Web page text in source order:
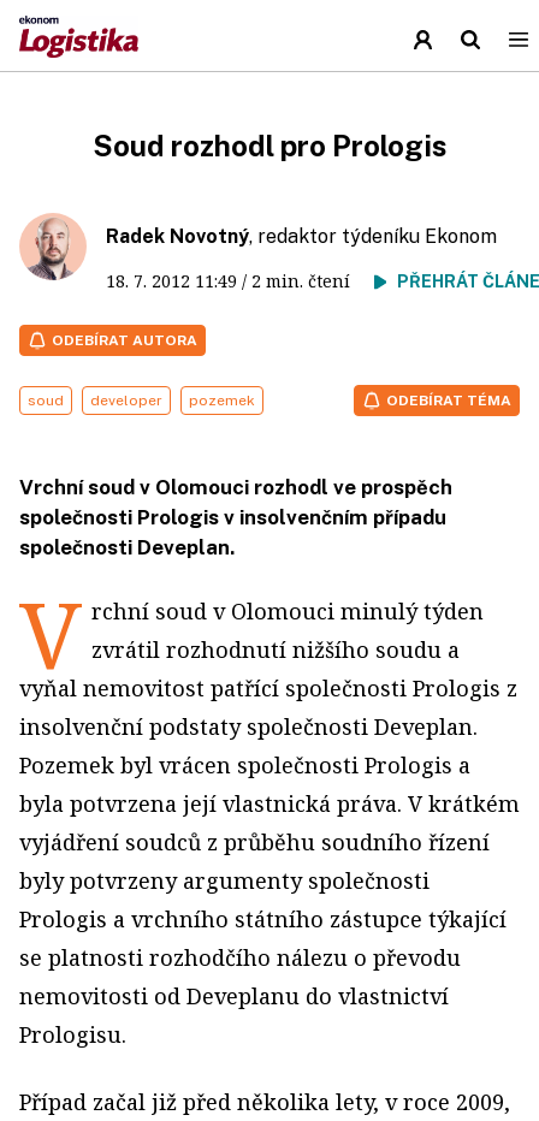
Soud rozhodl pro Prologis
Radek Novotný, redaktor týdeníku Ekonom
18. 7. 2012 11:49 / 2 min. čtení PŘEHRÁT
ODEBÍRAT AUTORA
soud developer pozemek ODEBÍRAT TÉMA
Vrchní soud v Olomouci rozhodl ve prospěch
společnosti Prologis v insolvenčním případu
společnosti Deveplan.
V rchní soud v Olomouci minulý týden
zvrátil rozhodnutí nižšího soudu a
vyňal nemovitost patřící společnosti Prologis z
insolvenční podstaty společnosti Deveplan.
Pozemek byl vrácen společnosti Prologis a
byla potvrzena její vlastnická práva. V krátkém
vyjádření soudců z průběhu soudního řízení
byly potvrzeny argumenty společnosti
Prologis a vrchního státního zástupce týkající
se platnosti rozhodčího nálezu o převodu
nemovitosti od Deveplanu do vlastnictví
Prologisu.
Případ začal již před několika lety, v roce 2009,